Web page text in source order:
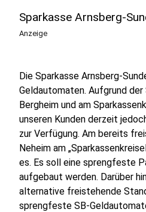
Sparkasse Arnsberg-
Anzeige
Die Sparkasse Arnsberg-
Geldautomaten. Aufgrund der
Bergheim und am
unseren Kunden derzeit
zur Verfügung. Am bereits
Neheim am
es. Es soll eine sprengfeste
aufgebaut werden. Darüber
alternative freistehende
sprengfeste SB-